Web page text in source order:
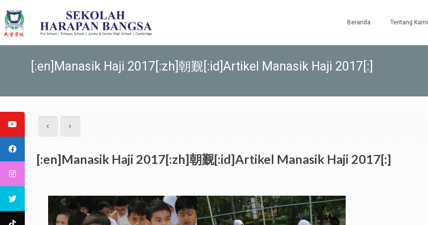
Beranda Tentang Kami
[:en]Manasik Haji 2017[:zh]朝觐[:id]Artikel Manasik Haji 2017[:]
[:en]Manasik Haji 2017[:zh]朝觐[:id]Artikel Manasik Haji 2017[:]